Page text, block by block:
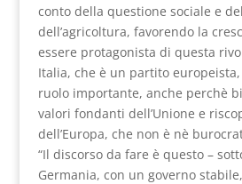
conto della questione sociale e
dell’agricoltura, favorendo la
essere protagonista di questa
Italia, che è un partito
ruolo importante, anche perchè
valori fondanti dell’Unione e
dell’Europa, che non è nè
“Il discorso da fare è questo –
Germania, con un governo